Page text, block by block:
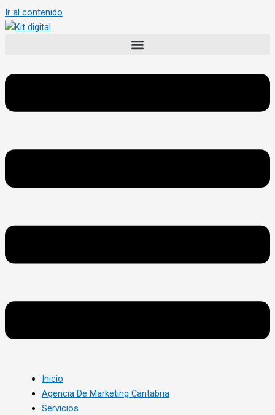
Ir al contenido
Inicio
Agencia De Marketing Cantabria
Servicios